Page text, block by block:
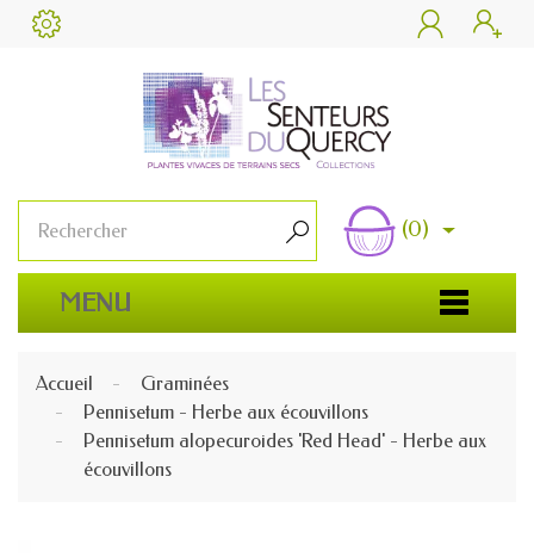
 
 (0)
MENU
Accueil
Graminées
Pennisetum - Herbe aux écouvillons
Pennisetum alopecuroides 'Red Head' - Herbe aux
écouvillons